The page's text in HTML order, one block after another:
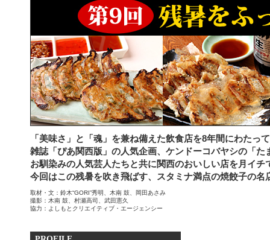
「美味さ」と「魂」を兼ね備えた飲食店を8年間にわたっ
雑誌「ぴあ関西版」の人気企画、ケンドーコバヤシの「
お馴染みの人気芸人たちと共に関西のおいしい店を月イチ
今回はこの残暑を吹き飛ばす、スタミナ満点の焼餃子の名
取材・文：鈴木“GORI”秀明、木南 鼓、岡田あさみ
撮影：木南 鼓、村瀬高司、武田憲久
協力：よしもとクリエイティブ・エージェンシー